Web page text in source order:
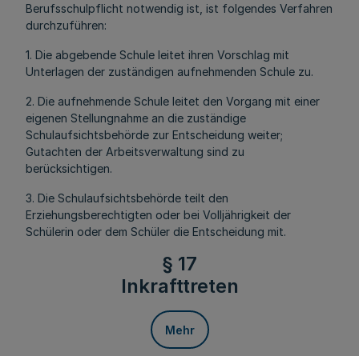
Berufsschulpflicht notwendig ist, ist folgendes Verfahren
durchzuführen:
1. Die abgebende Schule leitet ihren Vorschlag mit
Unterlagen der zuständigen aufnehmenden Schule zu.
2. Die aufnehmende Schule leitet den Vorgang mit einer
eigenen Stellungnahme an die zuständige
Schulaufsichtsbehörde zur Entscheidung weiter;
Gutachten der Arbeitsverwaltung sind zu
berücksichtigen.
3. Die Schulaufsichtsbehörde teilt den
Erziehungsberechtigten oder bei Volljährigkeit der
Schülerin oder dem Schüler die Entscheidung mit.
§ 17
Inkrafttreten
Mehr